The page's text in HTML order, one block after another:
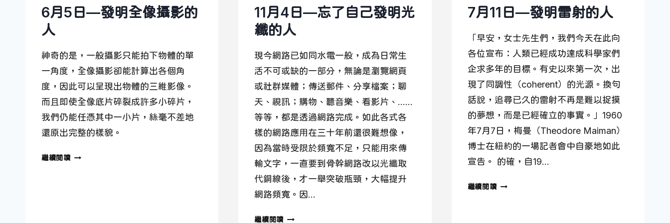
6月5日—發明全像攝影的
人
神奇的是，一般攝影只能拍下物體的單
一角度，全像攝影卻能計算出各個角
度，因此可以呈現出物體的三維影像。
而且即使全像底片碎裂成許多小碎片，
我們仍能任憑其中一小片，絲毫不差地
還原出完整的樣貌。
繼續閱讀6
11月4日—忘了自己發明光
纖的人
現今網路已如同水電一般，成為日常生
活不可或缺的一部分，無論是瀏覽網頁
或社群媒體；傳送郵件、分享檔案；聊
天、視訊；購物、聽音樂、看影片、……
等等，都是透過網路完成。如此各式各
樣的網路應用在三十年前還很難想像，
因為當時受限於頻寬不足，只能用來傳
輸文字，一直要到骨幹網路改以光纖取
代銅線後，才一舉突破瓶頸，大幅提升
網路頻寬。因…
繼續閱讀 11
7月11日—發明雷射的人
「早安，女士先生們，我們今天在此向
各位宣布：人類已經成功達成科學家們
企求多年的目標。有史以來第一次，出
現了同調性（coherent）的光源。換句
話說，追尋已久的雷射不再是難以捉摸
的夢想，而是已經確立的事實。」1960
年7月7日，梅曼（Theodore Maiman）
博士在紐約的一場記者會中自豪地如此
宣告。 的確，自19…
繼續閱讀7